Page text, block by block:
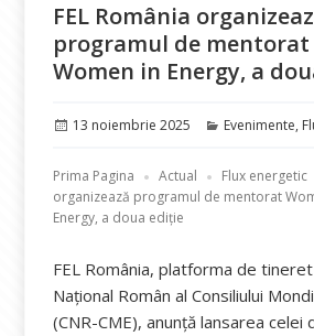
FEL România
programul de
Women in Energy, a
Publicat
13 noiembrie 2025 Categorii
Evenimente,
Prima Pagina Actual Flux energetic
organizează programul de mentorat
Energy, a doua ediție
FEL România, platforma de
Național Român al Consiliului
(CNR-CME), anunță lansarea celei